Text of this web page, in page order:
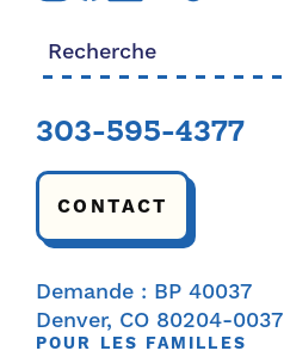
Rechercher:
303-595-4377
CONTACT
Demande : BP 40037
Denver, CO 80204-0037
POUR LES FAMILLES